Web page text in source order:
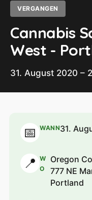
VERGANGEN
Cannabis
West -
31. August 2020 –
📅 WANN31.
📍 W
O
Oregon
777 NE
Portland